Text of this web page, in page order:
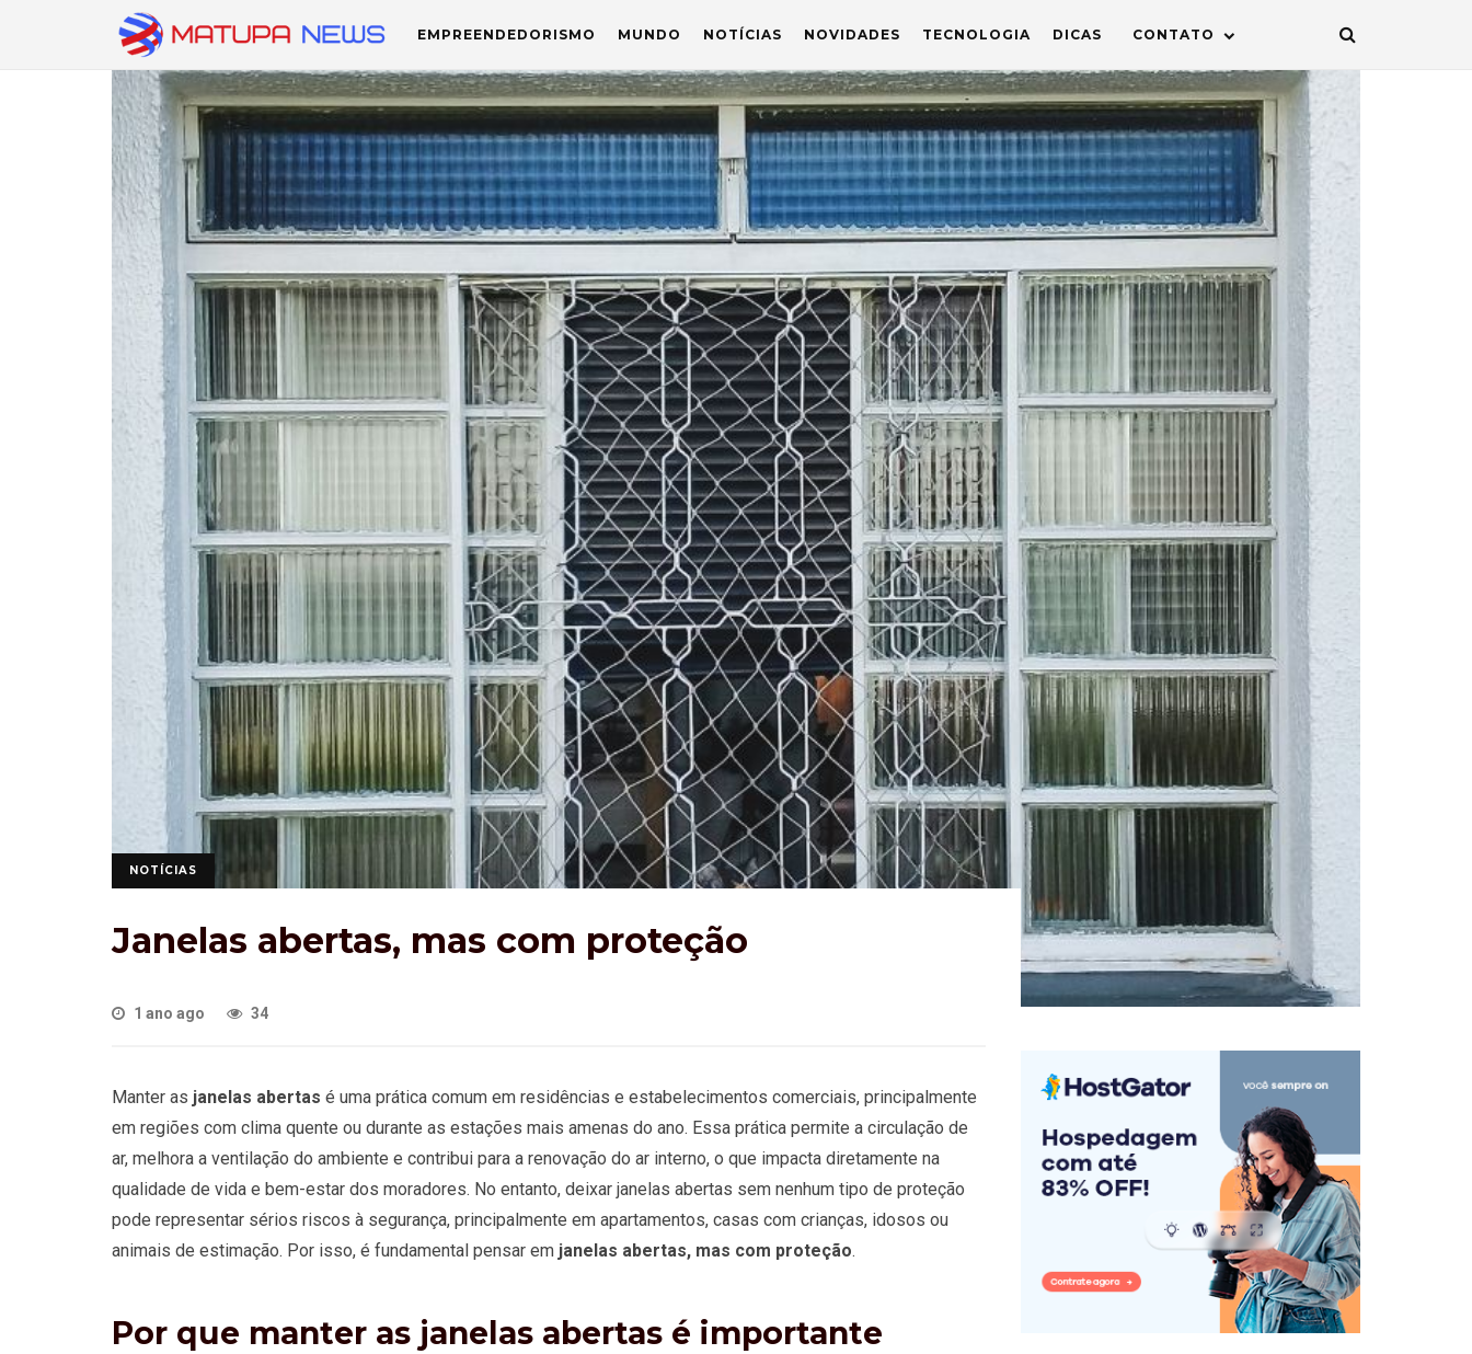
EMPREENDEDORISMO MUNDO NOTÍCIAS NOVIDADES TECNOLOGIA DICAS CONTATO
NOTÍCIAS
Janelas abertas, mas com proteção
1 ano ago 34
Manter as janelas abertas é uma prática comum em residências e estabelecimentos comerciais, principalmente
em regiões com clima quente ou durante as estações mais amenas do ano. Essa prática permite a circulação de
ar, melhora a ventilação do ambiente e contribui para a renovação do ar interno, o que impacta diretamente na
qualidade de vida e bem-estar dos moradores. No entanto, deixar janelas abertas sem nenhum tipo de proteção
pode representar sérios riscos à segurança, principalmente em apartamentos, casas com crianças, idosos ou
animais de estimação. Por isso, é fundamental pensar em janelas abertas, mas com proteção.
Por que manter as janelas abertas é importante